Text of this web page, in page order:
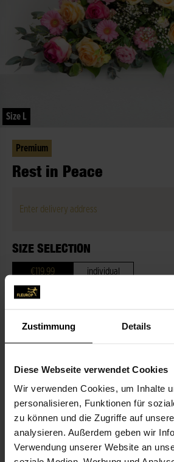
Zustimmung Details
Diese Webseite verwendet Cookies
Wir verwenden Cookies, um Inhalte
personalisieren, Funktionen für
zu können und die Zugriffe auf
analysieren. Außerdem geben wir
Verwendung unserer Website an
Size L
Premium
Rest in Peace
Enter delivery address
SIZE SELECTION
€119.99
L
individual
Add to wishlist
MATCHES THE BOUQUET